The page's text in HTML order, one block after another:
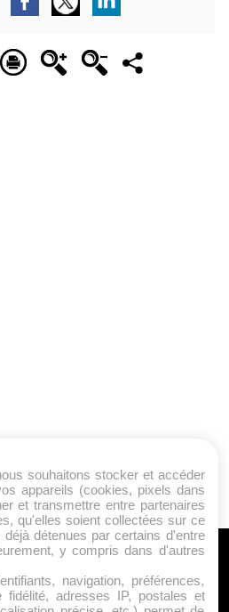
sommes nous ?
souhaitons stocker et accéder
appareils (cookies, pixels dans
et transmettre entre partenaires
qu'elles soient collectées sur ce
détenues par certains d'entre
y compris dans d'autres
navigation, préférences,
fidélité, adresses IP, postales et